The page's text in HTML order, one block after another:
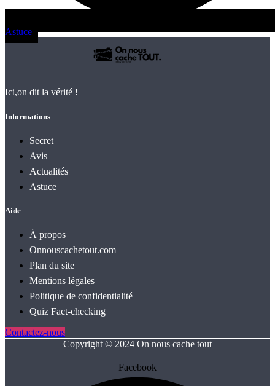
Astuce
Ici,on dit la vérité !
Informations
Secret
Avis
Actualités
Astuce
Aide
À propos
Onnouscachetout.com
Plan du site
Mentions légales
Politique de confidentialité
Quiz Fact‑checking
Contactez-nous
Copyright © 2024 On nous cache tout
Facebook